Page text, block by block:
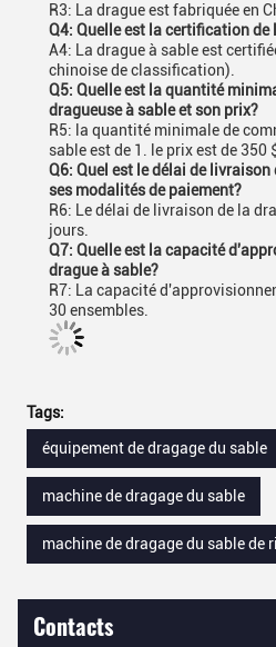
R3: La drague est fabriquée en
Q4: Quelle est la certification de
A4: La drague à sable est
chinoise de classification).
Q5: Quelle est la quantité
dragueuse à sable et son prix?
R5: la quantité minimale de
sable est de 1. le prix est de 350
Q6: Quel est le délai de livraison
ses modalités de paiement?
R6: Le délai de livraison de la
jours.
Q7: Quelle est la capacité
drague à sable?
R7: La capacité
30 ensembles.
Tags:
équipement de dragage du sable
machine de dragage du sable
machine de dragage du sable de
Contacts